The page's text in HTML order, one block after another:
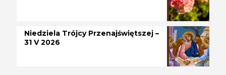
Niedziela Trójcy Przenajświętszej –
31 V 2026